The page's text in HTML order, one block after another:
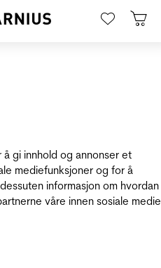
gi innhold og annonser et
mediefunksjoner og for å
informasjon om hvordan
våre innen sosiale